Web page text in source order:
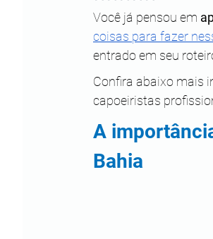
Você já pensou em
coisas para fazer
entrado em seu
Confira abaixo mais
capoeiristas
A
Bahia